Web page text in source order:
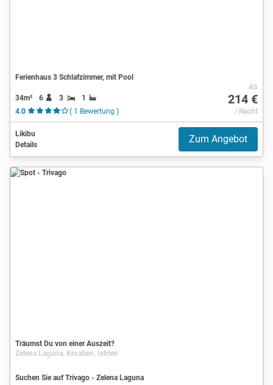
Ferienhaus 3 Schlafzimmer, mit Pool
34m² 6 3
1
4.0
( 1 Bewertung )
Ab
214 €
/ Nacht
Likibu
Details
Zum Angebot
Spot
Träumst Du von einer Auszeit?
Zelena Laguna, Kroatien, Istrien
Suchen Sie auf Trivago - Zelena Laguna